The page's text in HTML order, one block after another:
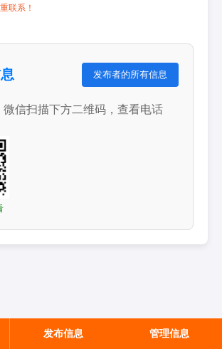
联系！
发布者的所有信息
微信扫描下方二维码，查看电话
发布信息 管理信息